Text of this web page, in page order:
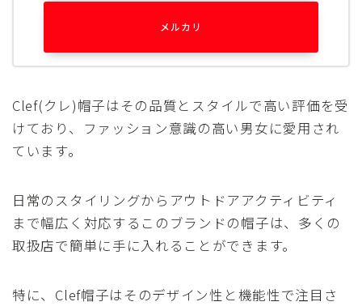
メルカリ
Clef(クレ)帽子はその品質とスタイルで高い評価を受
けており、ファッション意識の高い男女に愛用され
ています。
日常のスタイリングからアウトドアアクティビティ
まで幅広く対応するこのブランドの帽子は、多くの
取扱店で簡単に手に入れることができます。
特に、Clef帽子はそのデザイン性と機能性で注目さ